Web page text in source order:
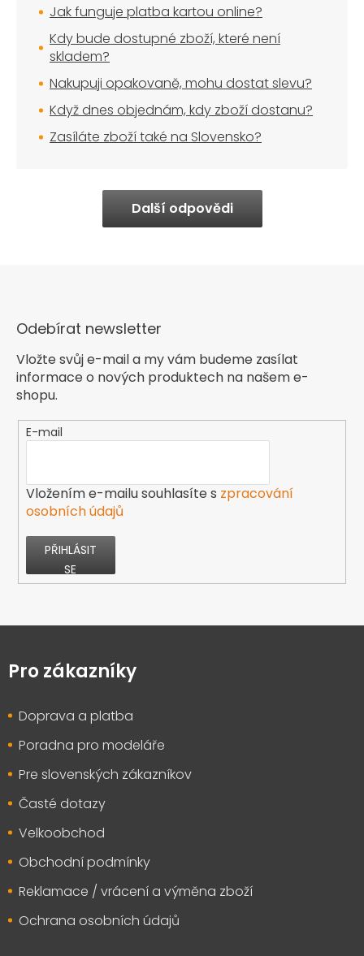
Jak funguje platba kartou online?
Kdy bude dostupné zboží, které není
skladem?
Nakupuji opakovaně, mohu dostat slevu?
Když dnes objednám, kdy zboží dostanu?
Zasíláte zboží také na Slovensko?
Další odpovědi
Odebírat newsletter
Vložte svůj e-mail a my vám budeme zasílat
informace o nových produktech na našem e-
shopu.
E-mail
Vložením e-mailu souhlasíte s zpracování
osobních údajů
PŘIHLÁSIT
SE
Z
pPro zákazníky
Doprava a platba
Poradna pro modeláře
Pre slovenských zákazníkov
Časté dotazy
Velkoobchod
Obchodní podmínky
Reklamace / vrácení a výměna zboží
Ochrana osobních údajů